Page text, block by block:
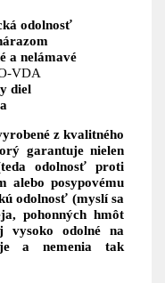
odolnosť
a nelámavé
VDA
diel
z kvalitného
garantuje nielen
odolnosť proti
alebo posypovému
odolnosť (myslí sa
pohonných hmôt
vysoko odolné na
je a nemenia tak